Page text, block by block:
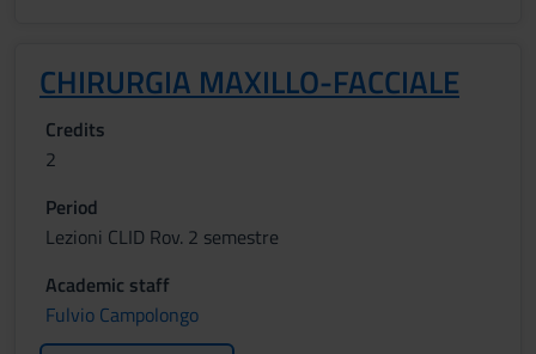
CHIRURGIA MAXILLO-FACCIALE
Credits
2
Period
Lezioni CLID Rov. 2 semestre
Academic staff
Fulvio Campolongo